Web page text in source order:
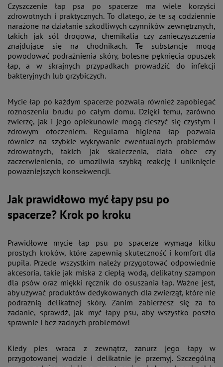
Czyszczenie łap psa po spacerze ma wiele korzyści
zdrowotnych i praktycznych. To dlatego, że te są codziennie
narażone na działanie szkodliwych czynników zewnętrznych,
takich jak sól drogowa, chemikalia czy zanieczyszczenia
znajdujące się na chodnikach. Te substancje mogą
powodować podrażnienia skóry, bolesne pęknięcia opuszek
łap, a w skrajnych przypadkach prowadzić do infekcji
bakteryjnych lub grzybiczych​.
Mycie łap po każdym spacerze pozwala również zapobiegać
roznoszeniu brudu po całym domu. Dzięki temu, zarówno
zwierzę, jak i jego opiekunowie mogą cieszyć się czystym i
zdrowym otoczeniem. Regularna higiena łap pozwala
również na szybkie wykrywanie ewentualnych problemów
zdrowotnych, takich jak skaleczenia, ciała obce czy
zaczerwienienia, co umożliwia szybką reakcję i uniknięcie
poważniejszych konsekwencji​.
Jak prawidłowo myć łapy psu po
spacerze? Krok po kroku
Prawidłowe mycie łap psu po spacerze wymaga kilku
prostych kroków, które zapewnią skuteczność i komfort dla
pupila. Przede wszystkim należy przygotować odpowiednie
akcesoria, takie jak miska z ciepłą wodą, delikatny szampon
dla psów oraz miękki ręcznik do osuszania łap. Ważne jest,
aby używać produktów dedykowanych dla zwierząt, które nie
podrażnią delikatnej skóry​. Zanim zabierzesz się za to
zadanie, sprawdź, jak myć łapy psu, aby wszystko poszło
sprawnie i bez żadnych problemów!
Kiedy pies wraca z zewnątrz, zanurz jego łapy w
przygotowanej wodzie i delikatnie je przemyj. Szczególną